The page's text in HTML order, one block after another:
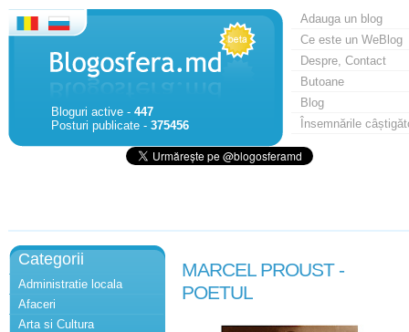
Bloguri active - 447
Posturi publicate - 375456
Adauga un blog
Ce este un WeBlog
Despre, Contact
Butoane
Blog
Însemnările
Categorii
Administratie locala
Afaceri
Arta si Cultura
MARCEL PROUST -
POETUL